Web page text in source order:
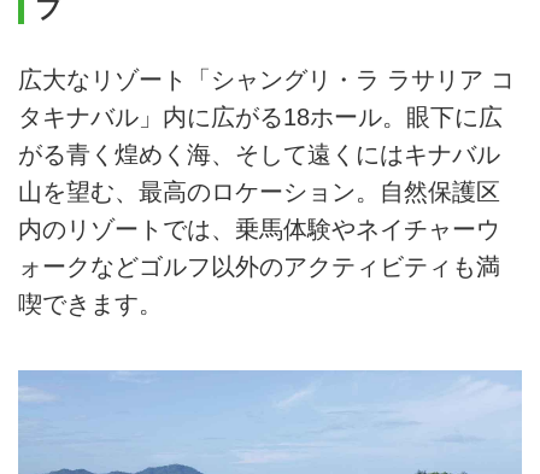
ブ
広大なリゾート「シャングリ・ラ ラサリア コ
タキナバル」内に広がる18ホール。眼下に広
がる青く煌めく海、そして遠くにはキナバル
山を望む、最高のロケーション。自然保護区
内のリゾートでは、乗馬体験やネイチャーウ
ォークなどゴルフ以外のアクティビティも満
喫できます。